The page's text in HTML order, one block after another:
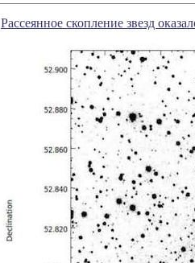
Рассеянное скопление звезд